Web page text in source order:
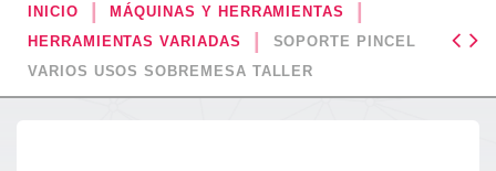
INICIO
MÁQUINAS Y HERRAMIENTAS
HERRAMIENTAS VARIADAS
SOPORTE PINCEL
VARIOS USOS SOBREMESA TALLER